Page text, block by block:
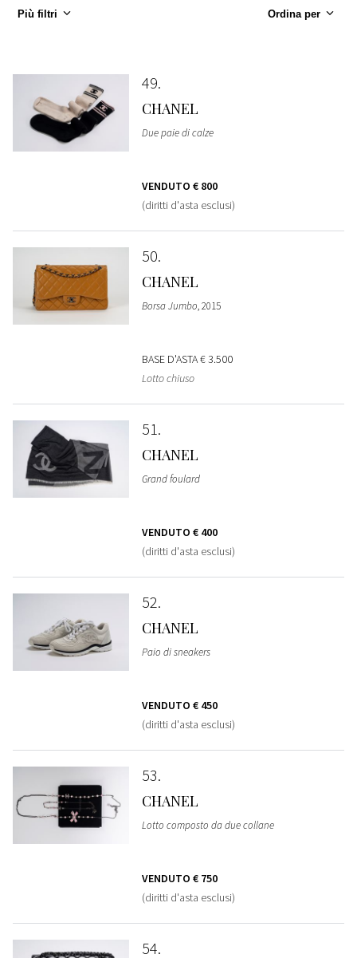
Più filtri Ordina per
49
CHANEL
Due paie di calze
VENDUTO € 800
(diritti d'asta esclusi)
50
CHANEL
Borsa Jumbo, 2015
BASE D'ASTA€ 3.500
Lotto chiuso
51
CHANEL
Grand foulard
VENDUTO € 400
(diritti d'asta esclusi)
52
CHANEL
Paio di sneakers
VENDUTO € 450
(diritti d'asta esclusi)
53
CHANEL
Lotto composto da due collane
VENDUTO € 750
(diritti d'asta esclusi)
54